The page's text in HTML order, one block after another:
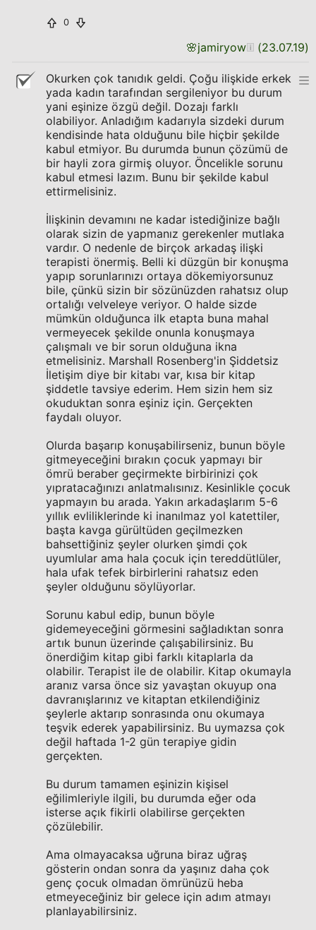
0
🌸jamiryow (23.07.19)
Okurken çok tanıdık geldi. Çoğu ilişkide erkek
yada kadın tarafından sergileniyor bu durum
yani eşinize özgü değil. Dozajı farklı
olabiliyor. Anladığım kadarıyla sizdeki durum
kendisinde hata olduğunu bile hiçbir şekilde
kabul etmiyor. Bu durumda bunun çözümü de
bir hayli zora girmiş oluyor. Öncelikle sorunu
kabul etmesi lazım. Bunu bir şekilde kabul
ettirmelisiniz.
İlişkinin devamını ne kadar istediğinize bağlı
olarak sizin de yapmanız gerekenler mutlaka
vardır. O nedenle de birçok arkadaş ilişki
terapisti önermiş. Belli ki düzgün bir konuşma
yapıp sorunlarınızı ortaya dökemiyorsunuz
bile, çünkü sizin bir sözünüzden rahatsız olup
ortalığı velveleye veriyor. O halde sizde
mümkün olduğunca ilk etapta buna mahal
vermeyecek şekilde onunla konuşmaya
çalışmalı ve bir sorun olduğuna ikna
etmelisiniz. Marshall Rosenberg'in Şiddetsiz
İletişim diye bir kitabı var, kısa bir kitap
şiddetle tavsiye ederim. Hem sizin hem siz
okuduktan sonra eşiniz için. Gerçekten
faydalı oluyor.
Olurda başarıp konuşabilirseniz, bunun böyle
gitmeyeceğini bırakın çocuk yapmayı bir
ömrü beraber geçirmekte birbirinizi çok
yıpratacağınızı anlatmalısınız. Kesinlikle çocuk
yapmayın bu arada. Yakın arkadaşlarım 5-6
yıllık evliliklerinde ki inanılmaz yol katettiler,
başta kavga gürültüden geçilmezken
bahsettiğiniz şeyler olurken şimdi çok
uyumlular ama hala çocuk için tereddütlüler,
hala ufak tefek birbirlerini rahatsız eden
şeyler olduğunu söylüyorlar.
Sorunu kabul edip, bunun böyle
gidemeyeceğini görmesini sağladıktan sonra
artık bunun üzerinde çalışabilirsiniz. Bu
önerdiğim kitap gibi farklı kitaplarla da
olabilir. Terapist ile de olabilir. Kitap okumayla
aranız varsa önce siz yavaştan okuyup ona
davranışlarınız ve kitaptan etkilendiğiniz
şeylerle aktarıp sonrasında onu okumaya
teşvik ederek yapabilirsiniz. Bu uymazsa çok
değil haftada 1-2 gün terapiye gidin
gerçekten.
Bu durum tamamen eşinizin kişisel
eğilimleriyle ilgili, bu durumda eğer oda
isterse açık fikirli olabilirse gerçekten
çözülebilir.
Ama olmayacaksa uğruna biraz uğraş
gösterin ondan sonra da yaşınız daha çok
genç çocuk olmadan ömrünüzü heba
etmeyeceğiniz bir gelece için adım atmayı
planlayabilirsiniz.